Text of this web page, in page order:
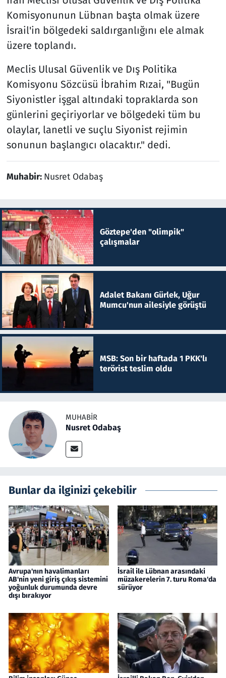
Komisyonunun Lübnan başta olmak üzere
İsrail'in bölgedeki saldırganlığını ele almak
üzere toplandı.
Meclis Ulusal Güvenlik ve Dış Politika
Komisyonu Sözcüsü İbrahim Rızai, "Bugün
Siyonistler işgal altındaki topraklarda son
günlerini geçiriyorlar ve bölgedeki tüm bu
olaylar, lanetli ve suçlu Siyonist rejimin
sonunun başlangıcı olacaktır." dedi.
Muhabir: Nusret Odabaş
Göztepe'den "olimpik"
çalışmalar
Adalet Bakanı Gürlek, Uğur
Mumcu'nun ailesiyle görüştü
MSB: Son bir haftada 1 PKK'lı
terörist teslim oldu
MUHABIR
Nusret Odabaş
Bunlar da ilginizi çekebilir
Avrupa'nın havalimanları
AB'nin yeni giriş çıkış sistemini
yoğunluk durumunda devre
dışı bırakıyor
İsrail ile Lübnan arasındaki
müzakerelerin 7. turu Roma'da
sürüyor